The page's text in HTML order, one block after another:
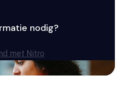
nodig?
met Nitro